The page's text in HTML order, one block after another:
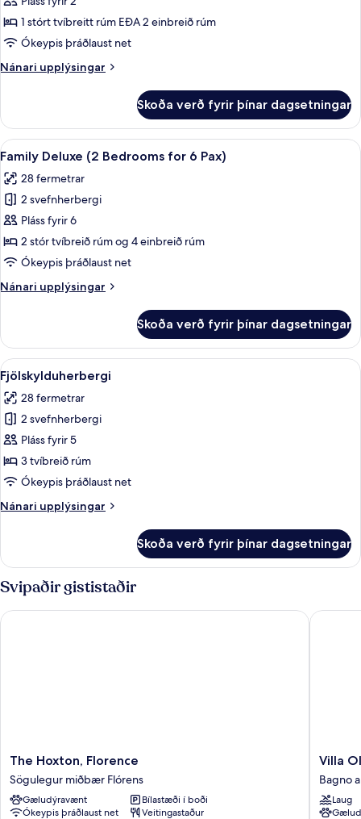
með
tvíbreiðu
1 stórt tvíbreitt rúm EÐA 2 einbreið rúm
Ókeypis þráðlaust net
Nánari upplýsingar
Nánari
herbergi
með
tvíbreiðu
Skoða verð fyrir þínar dagsetningar
Skoða
allar
myndir
fyrir
Family
Deluxe
(2
for
Rúmföt af bestu gerð, míníbar,
5
Family Deluxe (2 Bedrooms for 6 Pax)
28 fermetrar
2 svefnherbergi
Pláss fyrir 6
2 stór tvíbreið rúm og 4 einbreið rúm
Ókeypis þráðlaust net
Nánari upplýsingar
Nánari
Deluxe
(2
Bedrooms
for
6
Pax)
Skoða verð fyrir þínar dagsetningar
Skoða
allar
myndir
fyrir
Fjölskylduherbergi
Rúmföt af bestu gerð, míníbar,
5
Fjölskylduherbergi
28 fermetrar
2 svefnherbergi
Pláss fyrir 5
3 tvíbreið rúm
Ókeypis þráðlaust net
Nánari upplýsingar
Nánari
Skoða verð fyrir þínar dagsetningar
Svipaðir gististaðir
The
Hoxton,
Florence
Sögulegur
The Hoxton, Florence
Sögulegur miðbær Flórens
Gæludýravænt
Bílastæði í boði
Ókeypis þráðlaust net
Veitingastaður
The Hoxton, Florence
Villa
Olmi
Firenze
Bagno
Villa
Bagno
Laug
Villa